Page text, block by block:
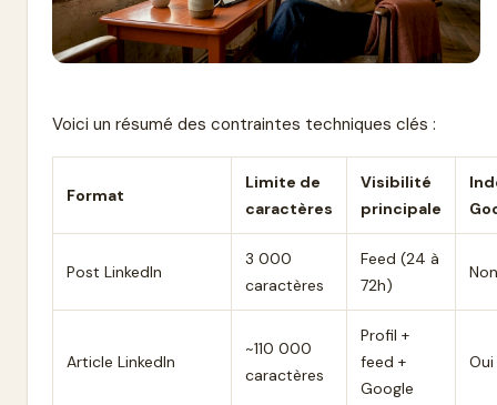
Voici un résumé des contraintes techniques clés :
Format
Limite de
caractères
Visibilité
principale
Post LinkedIn
3 000
caractères
Feed (24 à
72h)
Non
Article LinkedIn
~110 000
caractères
Profil +
feed +
Google
Oui